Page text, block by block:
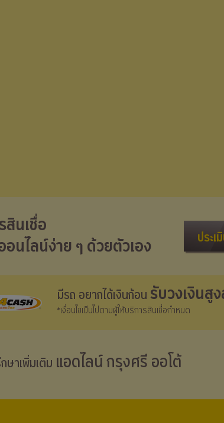
นเชื่อ
นไลน์ง่าย ๆ ด้วยตัวเอง
ประ
มีรถ อยากได้เงินก้อน รับวงเงินสู
*เงื่อนไขเป็นไปตามผู้ให้บริการสินเชื่อกำหนด
ษาเพิ่มเติม แอดไลน์ กรุงศรี ออโต้